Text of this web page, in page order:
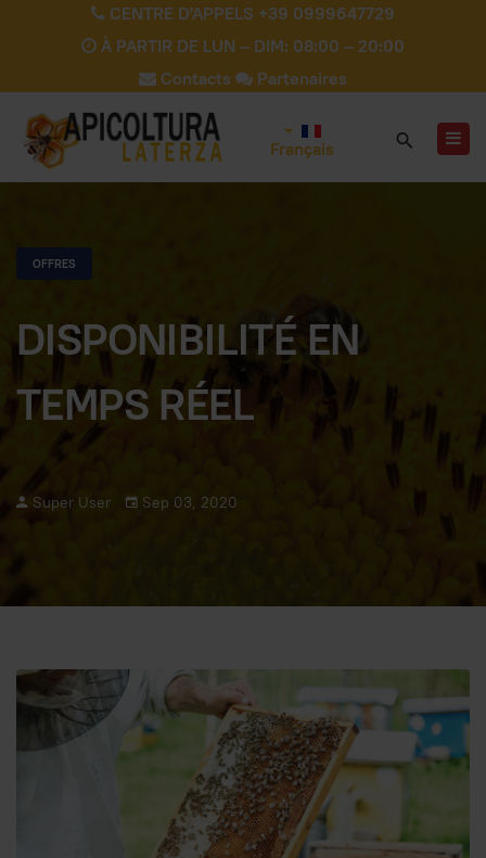
CENTRE D'APPELS +39 0999647729
À PARTIR DE LUN – DIM: 08:00 – 20:00
Contacts
Partenaires
Français
OFFRES
DISPONIBILITÉ EN
TEMPS RÉEL
Super User Sep 03, 2020